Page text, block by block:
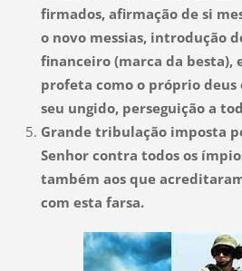
firmados, afirmação de si
o novo messias, introdução
financeiro (marca da besta),
profeta como o próprio
seu ungido, perseguição a
Grande tribulação imposta
Senhor contra todos os
também aos que
com esta farsa.